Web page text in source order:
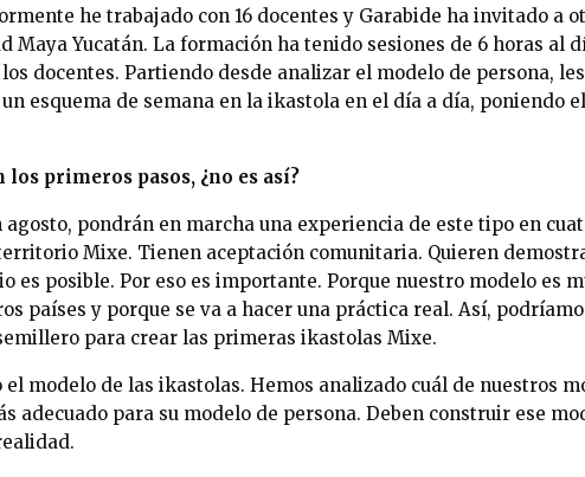
he trabajado con 16 docentes y Garabide ha invitado a
Maya Yucatán. La formación ha tenido sesiones de 6 horas al
docentes. Partiendo desde analizar el modelo de persona,
esquema de semana en la ikastola en el día a día, poniendo
los primeros pasos, ¿no es así?
agosto, pondrán en marcha una experiencia de este tipo en
Mixe. Tienen aceptación comunitaria. Quieren
es posible. Por eso es importante. Porque nuestro modelo es
países y porque se va a hacer una práctica real. Así,
para crear las primeras ikastolas Mixe.
el modelo de las ikastolas. Hemos analizado cuál de nuestros
adecuado para su modelo de persona. Deben construir ese